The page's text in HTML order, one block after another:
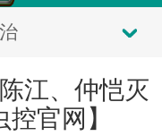
江、仲恺灭
官网】